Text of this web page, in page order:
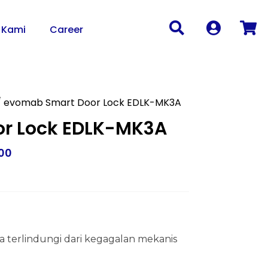
Career
evomab Smart Door Lock EDLK-MK3A
Lock EDLK-MK3A
terlindungi dari kegagalan mekanis